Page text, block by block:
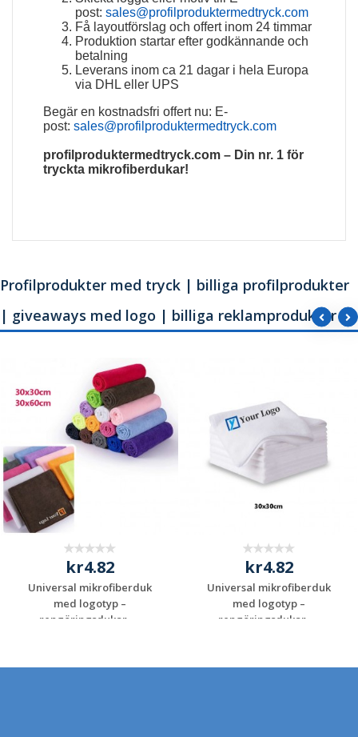
post:sales@profilproduktermedtryck.com
Få layoutförslag och offert inom 24 timmar
Produktion startar efter godkännande och
betalning
Leverans inom ca 21 dagar i hela Europa
via DHL eller UPS
Begär en kostnadsfri offert nu: E-
post:sales@profilproduktermedtryck.com
profilproduktermedtryck.com – Din nr. 1 för
tryckta mikrofiberdukar!
Profilprodukter med tryck | billiga profilprodukter
| giveaways med logo | billiga reklamprodukter
kr4.82
Universal mikrofiberduk
med logotyp –
rengöringsdukar, ...
kr4.82
Universal mikrofiberduk
med logotyp –
rengöringsdukar, ...